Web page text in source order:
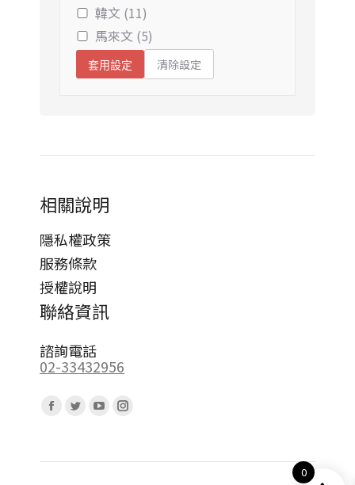
韓文 (11)
馬來文 (5)
套用設定 清除設定
相關說明
隱私權政策
服務條款
授權說明
聯絡資訊
諮詢電話
02-33432956
Facebook
opens
Twitter
opens
YouTube
opens
Instagram
opens
0